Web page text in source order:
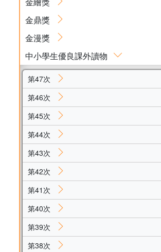
金鼎獎
金漫獎
中小學生優良課外讀物
第47次
第46次
第45次
第44次
第43次
第42次
第41次
第40次
第39次
第38次